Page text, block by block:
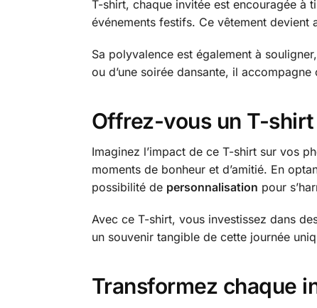
T-shirt, chaque invitée est encouragée à
événements festifs. Ce vêtement devient
Sa polyvalence est également à
ou d’une soirée dansante, il
Offrez-vous un T-
Imaginez l’impact de ce T-shirt sur vos
moments de bonheur et d’amitié. En
possibilité de personnalisation pour
Avec ce T-shirt, vous investissez dans
un souvenir tangible de cette journée
Transformez chaque